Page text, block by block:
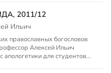
2011/12
Ильич
православных богословов
Алексей Ильич
апологетики для студентов